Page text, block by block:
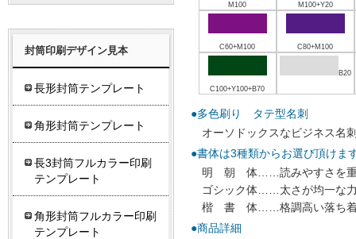
M100 M100+Y20
C60+M100 C80+M100
C100+Y100+B70
B20
●多色刷り タテ型名刺
オーソドックスなビジネス名
●書体は3種類からお選び頂けま
明 朝 体……読みやすさを重
ゴシック体……太さが均一な
楷 書 体……格調高い落ち着
●商品詳細
封筒印刷デザイン見本
長形封筒テンプレート
角形封筒テンプレート
長3封筒フルカラー印刷
テンプレート
角形封筒フルカラー印刷
テンプレート